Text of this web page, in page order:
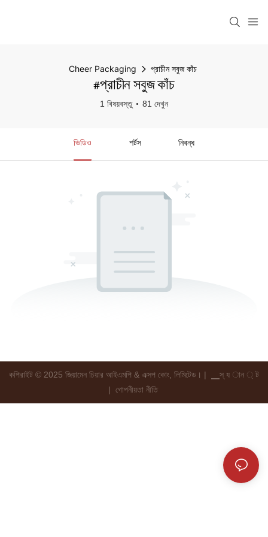
Cheer Packaging প্রাচীন সবুজ কাঁচ
#প্রাচীন সবুজ কাঁচ
1 বিষয়বস্তু 81 দেখুন
ভিডিও শর্টস নিবন্ধ
কপিরাইট © 2025 জিয়ামেন চিয়ার আইএমপি & এক্সপ কোং, লিমিটেড। |
▁স্ য ান ্ ট
| গোপনীয়তা নীতি